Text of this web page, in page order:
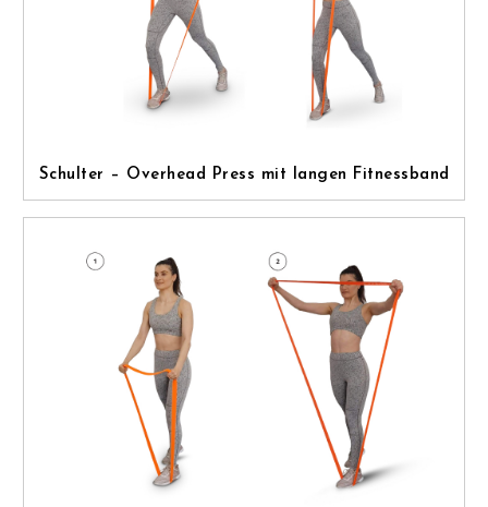
Schulter – Overhead Press mit langen Fitnessband